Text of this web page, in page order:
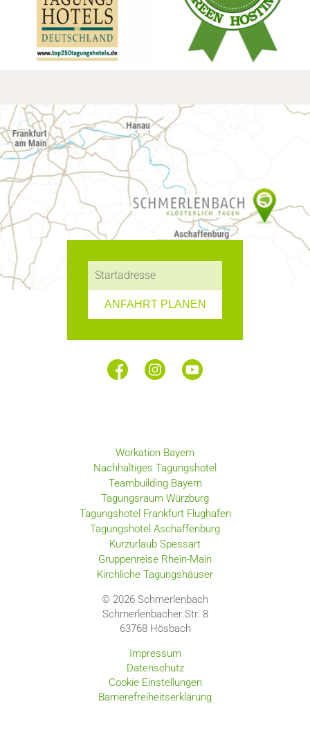
ANFAHRT PLANEN
Workation Bayern
Nachhaltiges Tagungshotel
Teambuilding Bayern
Tagungsraum Würzburg
Tagungshotel Frankfurt Flughafen
Tagungshotel Aschaffenburg
Kurzurlaub Spessart
Gruppenreise Rhein-Main
Kirchliche Tagungshäuser
© 2026 Schmerlenbach
Schmerlenbacher Str. 8
63768Hösbach
Impressum
Datenschutz
Cookie Einstellungen
Barrierefreiheitserklärung